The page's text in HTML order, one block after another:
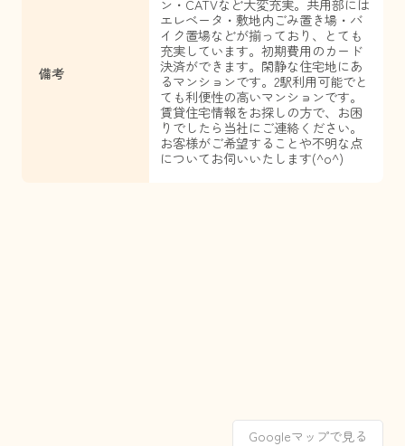
備考
エレベータ・敷地内ごみ置き場・バ
イク置場などが揃っており、とても
充実しています。初期費用のカード
決済ができます。閑静な住宅地にあ
るマンションです。2駅利用可能でと
ても利便性の高いマンションです。
賃貸住宅情報をお探しの方で、お困
りでしたら当社にご連絡ください。
お客様がご希望することや不明な点
についてお伺いいたします(^o^)
Googleマップで見る